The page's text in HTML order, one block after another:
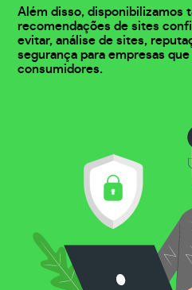
Além disso, disponibilizamos
recomendações de sites
evitar, análise de sites,
segurança para empresas
consumidores.